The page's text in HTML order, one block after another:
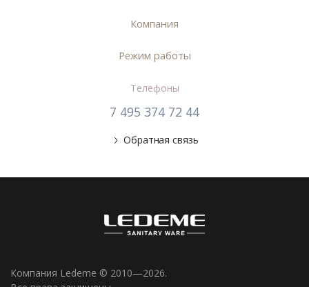
Компания
Режим работы
Телефоны
7 495 374 72 44
Обратная связь
Компания Ledeme © 2010—2026.